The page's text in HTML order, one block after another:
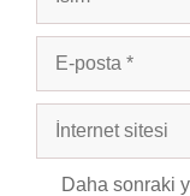
posta
İnternet
Daha sonraki